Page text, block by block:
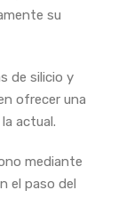
su
de silicio y
ofrecer una
actual.
mediante
el paso del